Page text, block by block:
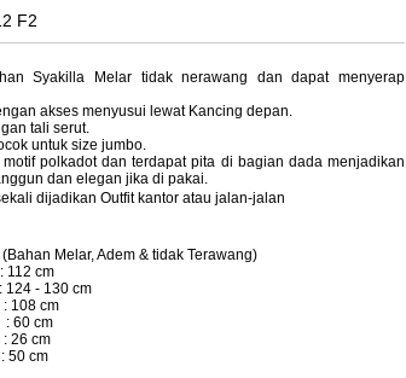
F2
Syakilla Melar tidak nerawang dan dapat menyerap
akses menyusui lewat Kancing depan.
tali serut.
untuk size jumbo.
polkadot dan terdapat pita di bagian dada menjadikan
dan elegan jika di pakai.
dijadikan Outfit kantor atau jalan-jalan
Melar, Adem & tidak Terawang)
cm
- 130 cm
cm
60 cm
26 cm
50 cm